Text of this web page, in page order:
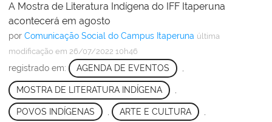
A Mostra de Literatura Indígena do IFF Itaperuna
acontecerá em agosto
por Comunicação Social do Campus Itaperuna última
modificação em 26/07/2022 10h46
registrado em: AGENDA DE EVENTOS ,
MOSTRA DE LITERATURA INDÍGENA
POVOS INDÍGENAS ARTE E CULTURA